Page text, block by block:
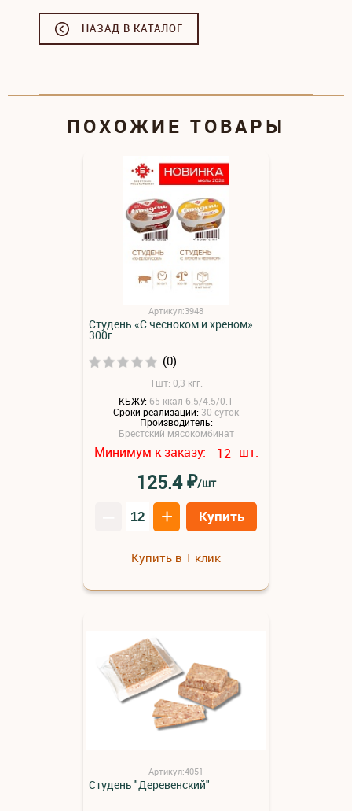
НАЗАД В КАТАЛОГ
ПОХОЖИЕ ТОВАРЫ
Артикул:3948
Студень «С чесноком и хреном»
300г
(0)
1шт: 0,3 кгг.
КБЖУ: 65 ккал 6.5/4.5/0.1
Сроки реализации: 30 суток
Производитель:
Брестский мясокомбинат
Минимум к заказу: 12 шт.
125.4₽/шт
+ Купить
Купить в 1 клик
Артикул:4051
Студень "Деревенский"